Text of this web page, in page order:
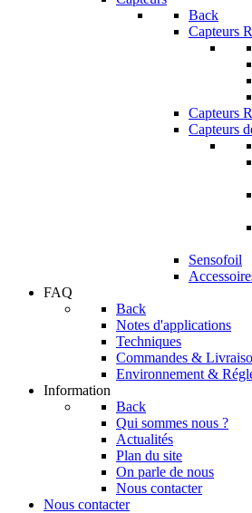
Back
Capteurs
Capteurs
Capteurs
Sensofoil
FAQ
Back
Notes d'applications
Techniques
Commandes &
Environnement &
Information
Back
Qui sommes nous ?
Actualités
Plan du site
On parle de nous
Nous contacter
Nous contacter